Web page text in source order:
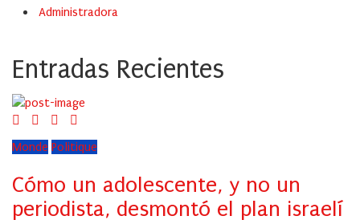
Administradora
Entradas Recientes
Monde Politique
Cómo un adolescente, y no un
periodista, desmontó el plan israelí